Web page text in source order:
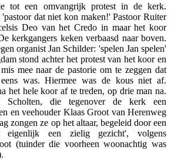
tot een omvangrijk protest in de kerk.
dat niet kon maken!' Pastoor Ruiter
Deo van het Credo in maar het koor
kerkgangers keken verbaasd naar boven.
organist Jan Schilder: 'spelen Jan spelen'
stond achter het protest van het koor en
mee naar de pastorie om te zeggen dat
was. Hiermee was de kous niet af.
het hele koor af te treden, op drie man na.
die tegenover de kerk een
en veehouder Klaas Groot van Herenweg
zongen ze op het altaar, begeleid door een
eigenlijk een zielig gezicht', volgens
(tuinder die voorheen woonachtig was